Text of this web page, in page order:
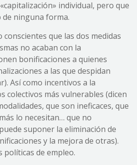
individual, pero que
de ninguna forma.
conscientes que las dos medidas
no acaban con la
bonificaciones a quienes
a las que despidan
Así como incentivos a la
colectivos más vulnerables (dicen
que son ineficaces, que
lo necesitan… que no
suponer la eliminación de
y la mejora de otras).
políticas de empleo.